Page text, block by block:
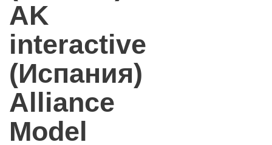
AK
interactive
(Испания)
Alliance
Model